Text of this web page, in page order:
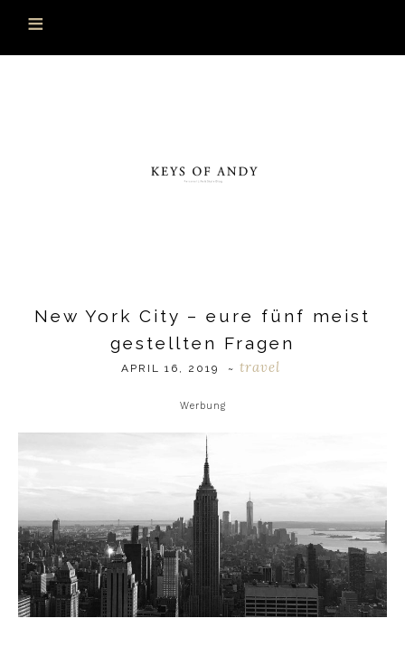
New York City – eure fünf meist
gestellten Fragen
APRIL 16, 2019 ~ travel
Werbung